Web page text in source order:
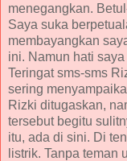
menegangkan.
Saya suka
membayangkan
ini. Namun hati
Teringat sms-sms
sering
Rizki ditugaskan,
tersebut begitu
itu, ada di sini. Di
listrik. Tanpa teman